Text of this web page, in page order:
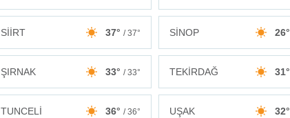
SİİRT 37° / 37° SİNOP 26°
ŞIRNAK 33° / 33° TEKİRDAĞ 31°
TUNCELİ 36° / 36° UŞAK 32°